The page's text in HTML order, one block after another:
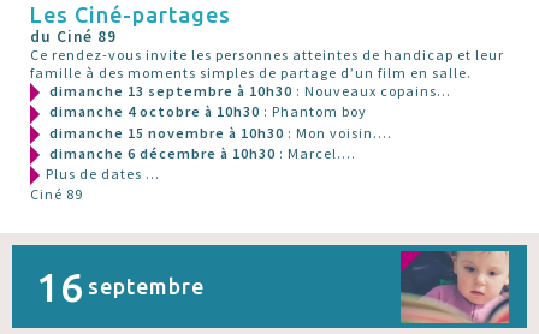
Les Ciné-partages
du Ciné 89
Ce rendez-vous invite les personnes atteintes de handicap et leur
famille à des moments simples de partage d’un film en salle.
dimanche 13 septembre à 10h30 : Nouveaux copains...
dimanche 4 octobre à 10h30 : Phantom boy
dimanche 15 novembre à 10h30 : Mon voisin....
dimanche 6 décembre à 10h30 : Marcel....
Plus de dates ...
Ciné 89
16 septembre